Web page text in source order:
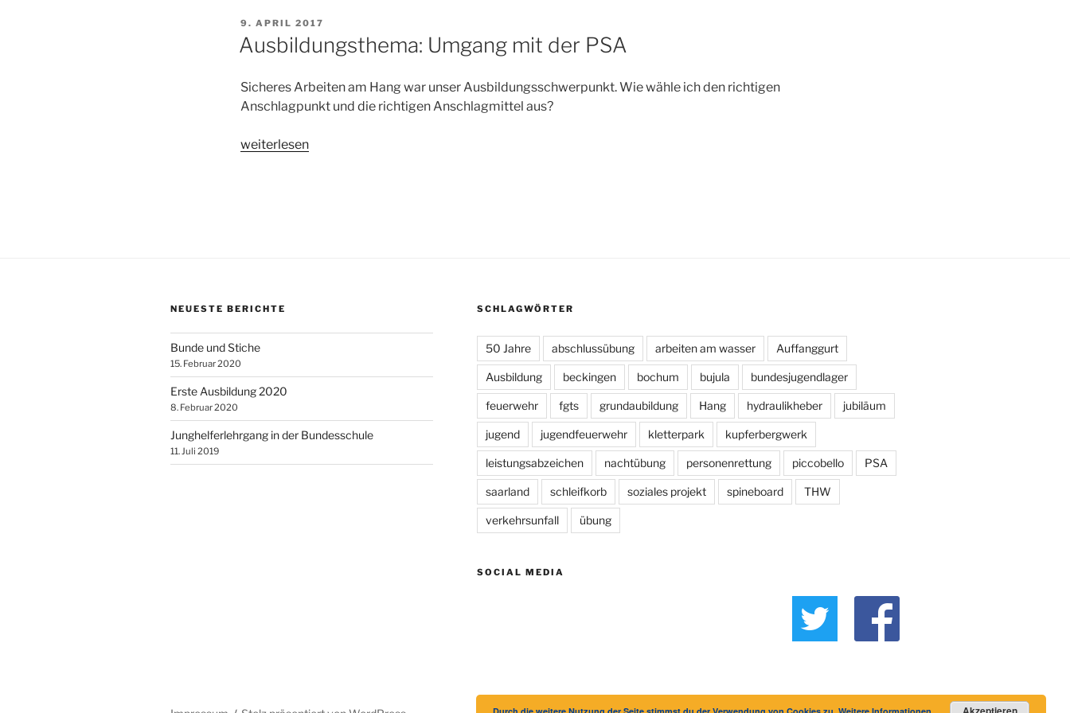
VERÖFFENTLICHT
AM
9. APRIL 2017
Ausbildungsthema: Umgang mit der PSA
Sicheres Arbeiten am Hang war unser Ausbildungsschwerpunkt. Wie wähle ich den richtigen
Anschlagpunkt und die richtigen Anschlagmittel aus?
„Ausbildungsthema:
weiterlesen
NEUESTE BERICHTE
Bunde und Stiche
15. Februar 2020
Erste Ausbildung 2020
8. Februar 2020
Junghelferlehrgang in der Bundesschule
11. Juli 2019
SCHLAGWÖRTER
50 Jahre abschlussübung arbeiten am wasser Auffanggurt
Ausbildung beckingen bochum bujula bundesjugendlager
feuerwehr fgts grundaubildung Hang hydraulikheber jubiläum
jugend jugendfeuerwehr kletterpark kupferbergwerk
leistungsabzeichen nachtübung personenrettung piccobello PSA
saarland schleifkorb soziales projekt spineboard THW
verkehrsunfall übung
SOCIAL MEDIA